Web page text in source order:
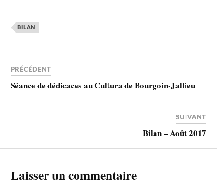
BILAN
PRÉCÉDENT
Séance de dédicaces au Cultura de Bourgoin-Jallieu
SUIVANT
Bilan – Août 2017
Laisser un commentaire